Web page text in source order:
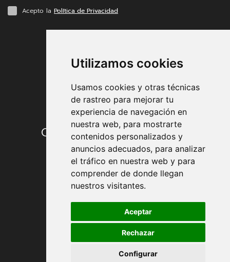
Utilizamos cookies
Usamos cookies y otras técnicas
de rastreo para mejorar tu
experiencia de navegación en
nuestra web, para mostrarte
contenidos personalizados y
anuncios adecuados, para analizar
el tráfico en nuestra web y para
comprender de donde llegan
nuestros visitantes.
Aceptar
Rechazar
Configurar
Acepto la Política de Privacidad
Condiciones de contratación
Envío y entrega
Devoluciones
Formas de pago
Política de Privacidad